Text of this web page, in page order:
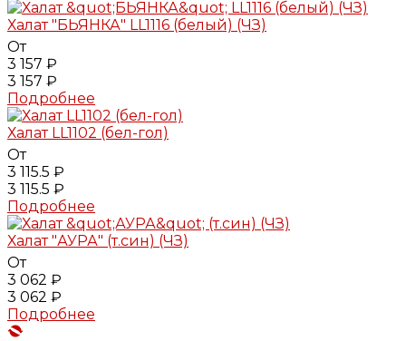
Халат "БЬЯНКА" LL1116 (белый) (ЧЗ)
От
3 157 ₽
3 157 ₽
Подробнее
Халат LL1102 (бел-гол)
От
3 115.5 ₽
3 115.5 ₽
Подробнее
Халат "АУРА" (т.син) (ЧЗ)
От
3 062 ₽
3 062 ₽
Подробнее